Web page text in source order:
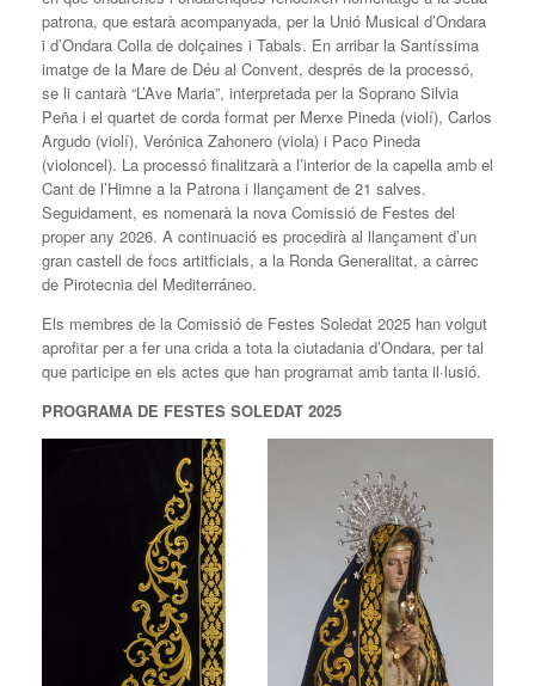
patrona, que estarà acompanyada, per la Unió Musical d’Ondara
i d’Ondara Colla de dolçaines i Tabals. En arribar la Santíssima
imatge de la Mare de Déu al Convent, després de la processó,
se li cantarà “L’Ave Maria”, interpretada per la Soprano Silvia
Peña i el quartet de corda format per Merxe Pineda (violí), Carlos
Argudo (violí), Verónica Zahonero (viola) i Paco Pineda
(violoncel). La processó finalitzarà a l’interior de la capella amb el
Cant de l’Himne a la Patrona i llançament de 21 salves.
Seguidament, es nomenarà la nova Comissió de Festes del
proper any 2026. A continuació es procedirà al llançament d’un
gran castell de focs artitficials, a la Ronda Generalitat, a càrrec
de Pirotecnia del Mediterráneo.
Els membres de la Comissió de Festes Soledat 2025 han volgut
aprofitar per a fer una crida a tota la ciutadania d’Ondara, per tal
que participe en els actes que han programat amb tanta il·lusió.
PROGRAMA DE FESTES SOLEDAT 2025